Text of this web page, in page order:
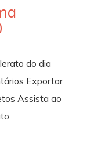
do dia
Exportar
Assista ao